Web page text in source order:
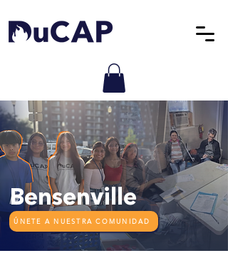
Bensenville
ÚNETE A NUESTRA COMUNIDAD